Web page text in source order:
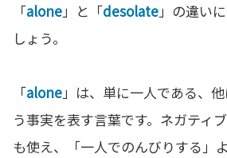
「alone」と「desolate」の違い
しょう。
「alone」は、単に一人である、
う事実を表す言葉です。ネガティ
も使え、「一人でのんびりする」